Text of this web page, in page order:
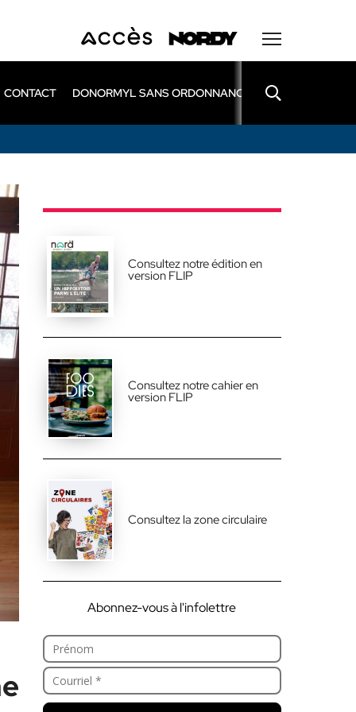
CONTACT DONORMYL SANS ORDONNANCE LEXOMIL SANS
Consultez notre édition en
version FLIP
Consultez notre cahier en
version FLIP
Consultez la zone circulaire
Abonnez-vous à l'infolettre